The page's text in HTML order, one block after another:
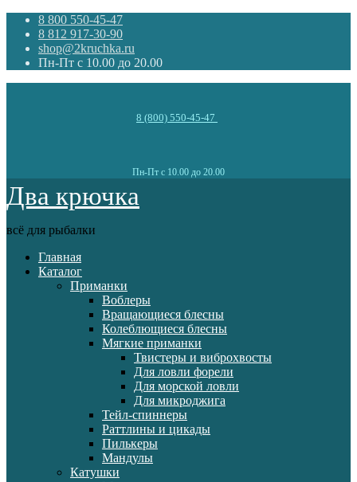
8 800 550-45-47
8 812 917-30-90
shop@2kruchka.ru
Пн-Пт с 10.00 до 20.00
8 (800) 550-45-47
Пн-Пт с 10.00 до 20.00
Два крючка
всё для рыбалки
Главная
Каталог
Приманки
Воблеры
Вращающиеся блесны
Колеблющиеся блесны
Мягкие приманки
Твистеры и виброхвосты
Для ловли форели
Для морской ловли
Для микроджига
Тейл-спиннеры
Раттлины и цикады
Пилькеры
Мандулы
Катушки